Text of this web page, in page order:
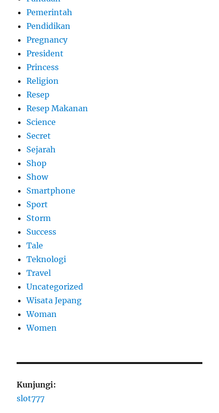
Pemerintah
Pendidikan
Pregnancy
President
Princess
Religion
Resep
Resep Makanan
Science
Secret
Sejarah
Shop
Show
Smartphone
Sport
Storm
Success
Tale
Teknologi
Travel
Uncategorized
Wisata Jepang
Woman
Women
Kunjungi:
slot777